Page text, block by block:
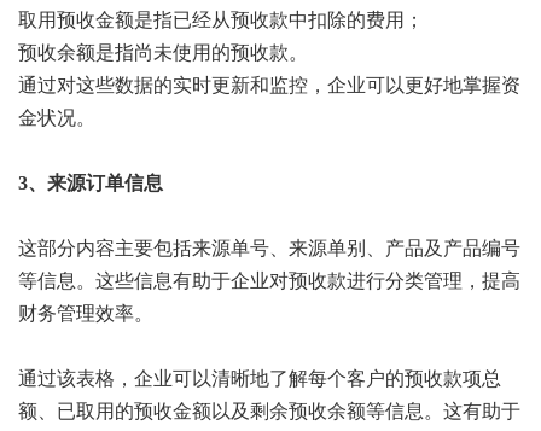
取用预收金额是指已经从预收款中扣除的费用；
预收余额是指尚未使用的预收款。
通过对这些数据的实时更新和监控，企业可以更好地掌握资
金状况。
3、来源订单信息
这部分内容主要包括来源单号、来源单别、产品及产品编号
等信息。这些信息有助于企业对预收款进行分类管理，提高
财务管理效率。
通过该表格，企业可以清晰地了解每个客户的预收款项总
额、已取用的预收金额以及剩余预收余额等信息。这有助于